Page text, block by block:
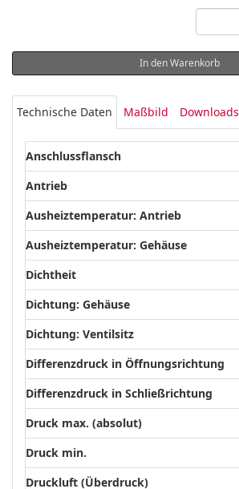
In den Warenkorb
Technische Daten Maßbild Downloads
Anschlussflansch
Antrieb
Ausheiztemperatur: Antrieb
Ausheiztemperatur: Gehäuse
Dichtheit
Dichtung: Gehäuse
Dichtung: Ventilsitz
Differenzdruck in Öffnungsrichtung
Differenzdruck in Schließrichtung
Druck max. (absolut)
Druck min.
Druckluft (Überdruck)